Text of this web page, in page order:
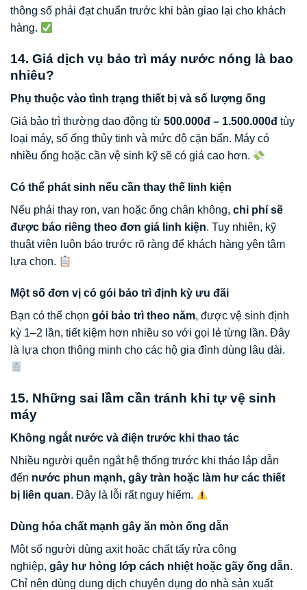
thông số phải đạt chuẩn trước khi bàn giao lại cho khách
hàng.
14. Giá dịch vụ bảo trì máy nước nóng là bao
nhiêu?
Phụ thuộc vào tình trạng thiết bị và số lượng ống
Giá bảo trì thường dao động từ 500.000đ – 1.500.000đ tùy
loại máy, số ống thủy tinh và mức độ cặn bẩn. Máy có
nhiều ống hoặc cần vệ sinh kỹ sẽ có giá cao hơn.
Có thể phát sinh nếu cần thay thế linh kiện
Nếu phải thay ron, van hoặc ống chân không, chi phí sẽ
được báo riêng theo đơn giá linh kiện. Tuy nhiên, kỹ
thuật viên luôn báo trước rõ ràng để khách hàng yên tâm
lựa chọn.
Một số đơn vị có gói bảo trì định kỳ ưu đãi
Bạn có thể chọn gói bảo trì theo năm, được vệ sinh định
kỳ 1–2 lần, tiết kiệm hơn nhiều so với gọi lẻ từng lần. Đây
là lựa chọn thông minh cho các hộ gia đình dùng lâu dài.
15. Những sai lầm cần tránh khi tự vệ sinh
máy
Không ngắt nước và điện trước khi thao tác
Nhiều người quên ngắt hệ thống trước khi tháo lắp dẫn
đến nước phun mạnh, gây tràn hoặc làm hư các thiết
bị liên quan. Đây là lỗi rất nguy hiểm.
Dùng hóa chất mạnh gây ăn mòn ống dẫn
Một số người dùng axit hoặc chất tẩy rửa công
nghiệp, gây hư hỏng lớp cách nhiệt hoặc gãy ống dẫn.
Chỉ nên dùng dung dịch chuyên dụng do nhà sản xuất